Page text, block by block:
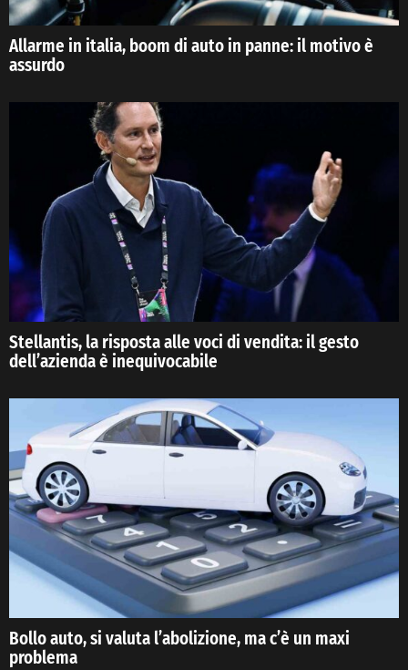
Allarme in italia, boom di auto in panne: il motivo è
assurdo
Stellantis, la risposta alle voci di vendita: il gesto
dell’azienda è inequivocabile
Bollo auto, si valuta l’abolizione, ma c’è un maxi
problema